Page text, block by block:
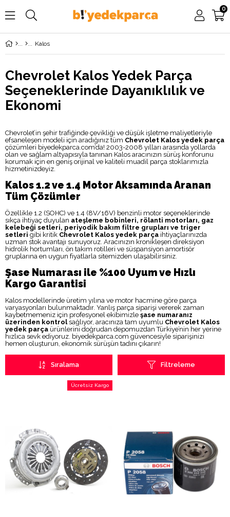
0
Kalos
Chevrolet Kalos Yedek Parça
Seçeneklerinde Dayanıklılık ve
Ekonomi
Chevrolet’in şehir trafiğinde çevikliği ve düşük işletme maliyetleriyle
efsaneleşen modeli için aradığınız tüm Chevrolet Kalos yedek parça
çözümleri biyedekparca.com’da! 2003-2008 yılları arasında yollarda
olan ve sağlam altyapısıyla tanınan Kalos aracınızın sürüş konforunu
korumak için en geniş orijinal ve kaliteli muadil parça stoklarımızla
hizmetinizdeyiz.
Kalos 1.2 ve 1.4 Motor Aksamında Aranan
Tüm Çözümler
Özellikle 1.2 (SOHC) ve 1.4 (8V/16V) benzinli motor seçeneklerinde
sıkça ihtiyaç duyulan ateşleme bobinleri, rölanti motorları, gaz
kelebeği setleri, periyodik bakım filtre grupları ve triger
setleri gibi kritik Chevrolet Kalos yedek parça ihtiyaçlarınızda
uzman stok avantajı sunuyoruz. Aracınızın kronikleşen direksiyon
hidrolik hortumları, ön takım rotilleri ve süspansiyon amortisör
gruplarına en uygun fiyatlarla sitemizden ulaşabilirsiniz.
Şase Numarası ile %100 Uyum ve Hızlı
Kargo Garantisi
Kalos modellerinde üretim yılına ve motor hacmine göre parça
varyasyonları bulunmaktadır. Yanlış parça siparişi vererek zaman
kaybetmemeniz için profesyonel ekibimizle şase numaranız
üzerinden kontrolsağlıyor, aracınıza tam uyumlu Chevrolet Kalos
yedek parça ürünlerini doğrudan depomuzdan Türkiye’nin her yerine
hızlıca sevk ediyoruz. biyedekparca.com güvencesiyle siparişinizi
hemen oluşturun, ekonomik sürüşün tadını çıkarın!
Filtreleme
Sıralama
Ücretsiz Kargo